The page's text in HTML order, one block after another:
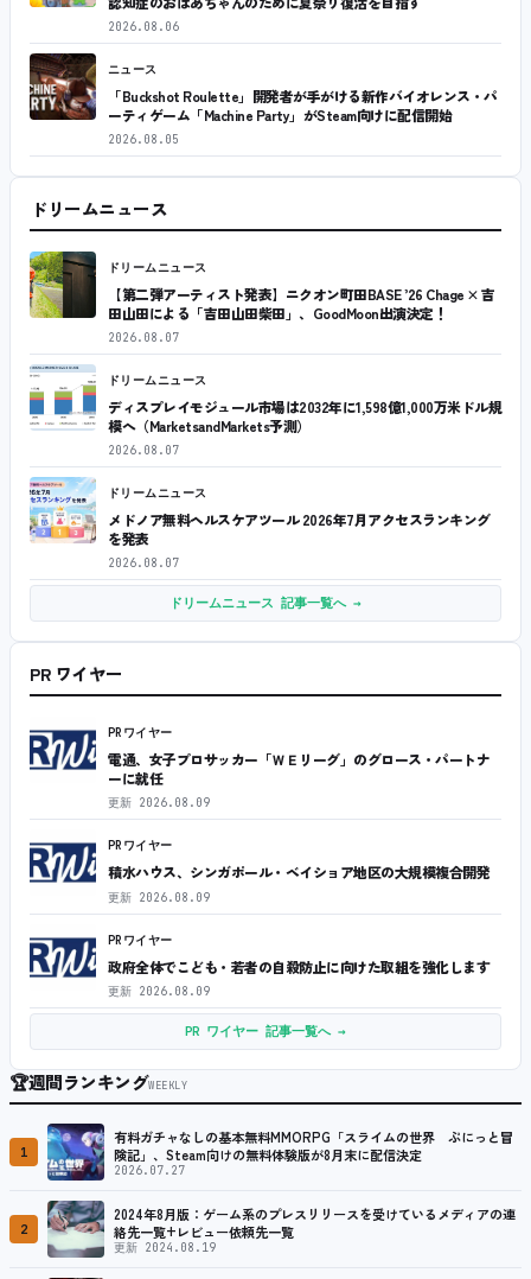
2026.08.06
ニュース
「Buckshot Roulette」開発者が手がける新作バイオレンス・パ
ーティゲーム「Machine Party」がSteam向けに配信開始
2026.08.05
ドリームニュース
ドリームニュース
【第二弾アーティスト発表】ニクオン町田BASE ’26 Chage × 吉
田山田による「吉田山田柴田」、GoodMoon出演決定！
2026.08.07
ドリームニュース
ディスプレイモジュール市場は2032年に1,598億1,000万米ドル規
模へ（MarketsandMarkets予測）
2026.08.07
ドリームニュース
メドノア無料ヘルスケアツール 2026年7月アクセスランキング
を発表
2026.08.07
ドリームニュース 記事一覧へ →
PR ワイヤー
PRワイヤー
電通、女子プロサッカー「ＷＥリーグ」のグロース・パートナ
ーに就任
更新 2026.08.09
PRワイヤー
積水ハウス、シンガポール・ベイショア地区の大規模複合開発
更新 2026.08.09
PRワイヤー
政府全体でこども・若者の自殺防止に向けた取組を強化します
更新 2026.08.09
PR ワイヤー 記事一覧へ →
🏆週間ランキングWEEKLY
1
有料ガチャなしの基本無料MMORPG「スライムの世界 ぷにっと冒
険記」、Steam向けの無料体験版が8月末に配信決定
2026.07.27
2
2024年8月版：ゲーム系のプレスリリースを受けているメディアの連
絡先一覧+レビュー依頼先一覧
更新 2024.08.19